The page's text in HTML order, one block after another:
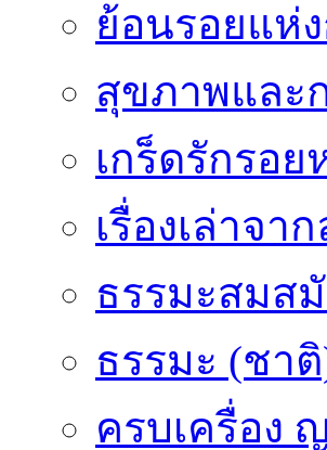
ย้อนรอยแห่
สุขภาพและ
เกร็ดรักรอย
เรื่องเล่าจา
ธรรมะสมส
ธรรมะ (ชา
ครบเครื่อง